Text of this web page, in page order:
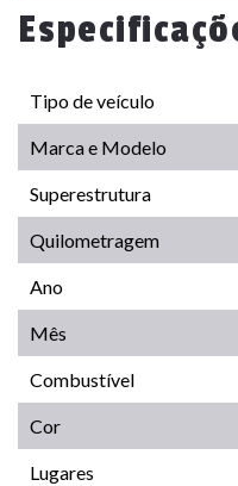
Tipo de veículo
Marca e Modelo
Superestrutura
Quilometragem
Ano
Mês
Combustível
Cor
Lugares